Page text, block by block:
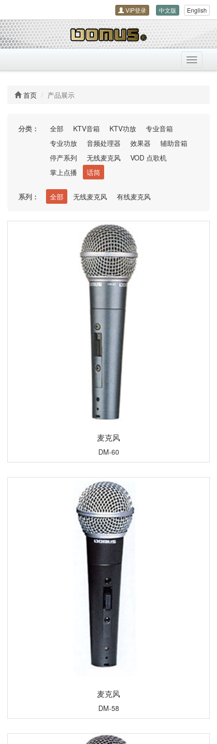
VIP登录 中文版 English
导
航
首页 产品展示
分类： 全部 KTV音箱 KTV功放
专业音箱
专业功放
音频处理器 效果器
辅助音箱
停产系列
无线麦克风
VOD 点歌机
掌上点播
话筒
系列： 全部 无线麦克风 有线麦克风
麦克风
DM-60
麦克风
DM-58